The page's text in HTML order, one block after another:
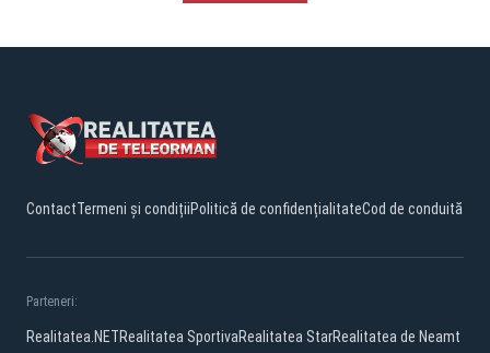
ContactTermeni și condițiiPolitică de confidențialitateCod de conduită
Parteneri:
Realitatea.NETRealitatea SportivaRealitatea StarRealitatea de Neamt